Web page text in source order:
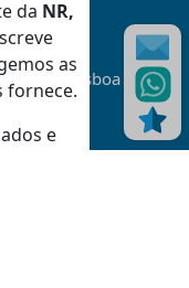
da NR,
as
fornece.
e
Grande Lisboa
)